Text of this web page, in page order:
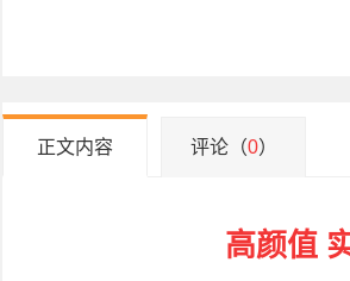
正文内容 评论（0）
高颜值